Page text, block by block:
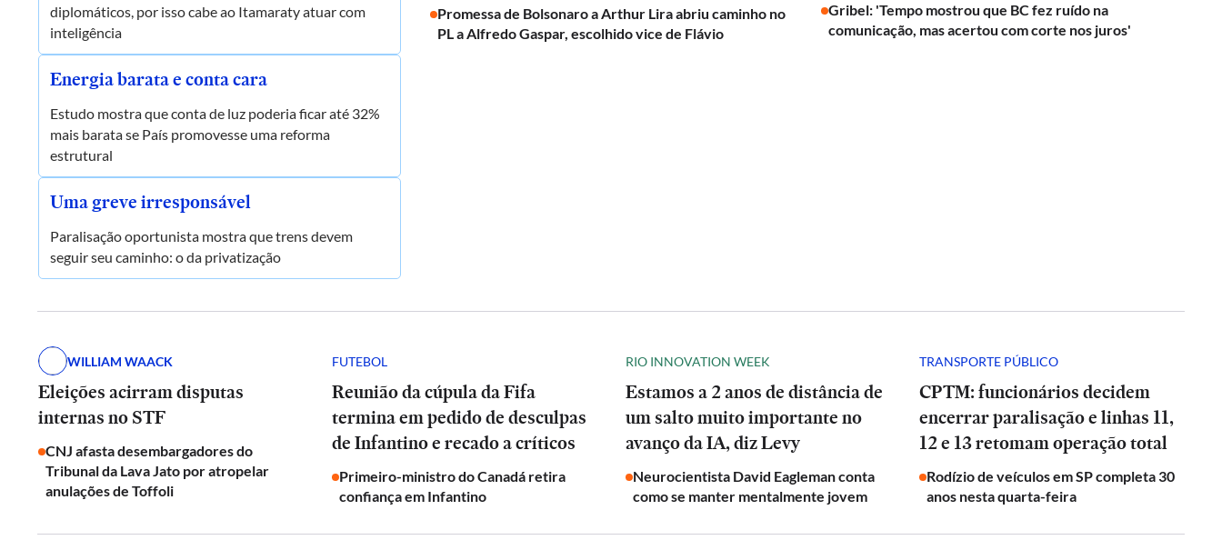
diplomáticos, por isso cabe ao Itamaraty atuar com
inteligência
Energia barata e conta cara
Estudo mostra que conta de luz poderia ficar até 32%
mais barata se País promovesse uma reforma
estrutural
Uma greve irresponsável
Paralisação oportunista mostra que trens devem
seguir seu caminho: o da privatização
Promessa de Bolsonaro a Arthur Lira abriu caminho no
PL a Alfredo Gaspar, escolhido vice de Flávio
Gribel: 'Tempo mostrou que BC fez ruído na
comunicação, mas acertou com corte nos juros'
WILLIAM WAACK
Eleições acirram disputas
internas no STF
CNJ afasta desembargadores do
Tribunal da Lava Jato por atropelar
anulações de Toffoli
FUTEBOL
Reunião da cúpula da Fifa
termina em pedido de desculpas
de Infantino e recado a críticos
Primeiro-ministro do Canadá retira
confiança em Infantino
RIO INNOVATION WEEK
Estamos a 2 anos de distância de
um salto muito importante no
avanço da IA, diz Levy
Neurocientista David Eagleman conta
como se manter mentalmente jovem
TRANSPORTE PÚBLICO
CPTM: funcionários decidem
encerrar paralisação e linhas 11,
12 e 13 retomam operação total
Rodízio de veículos em SP completa 30
anos nesta quarta-feira